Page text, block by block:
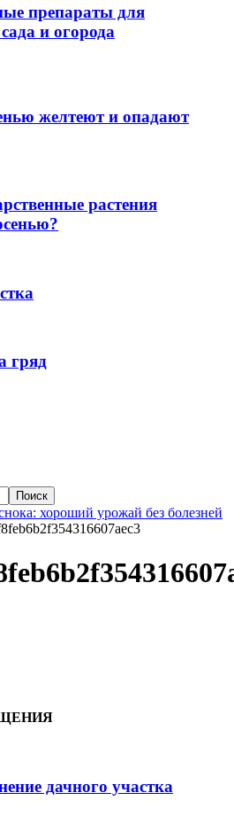
препараты для
и огорода
желтеют и опадают
растения
гряд
хороший урожай без болезней
дачного участка